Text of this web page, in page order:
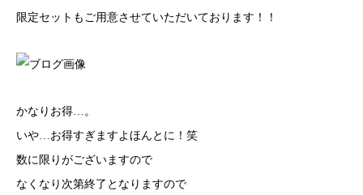
限定セットもご用意させていただいております！！
かなりお得…。
いや…お得すぎますよほんとに！笑
数に限りがございますので
なくなり次第終了となりますので